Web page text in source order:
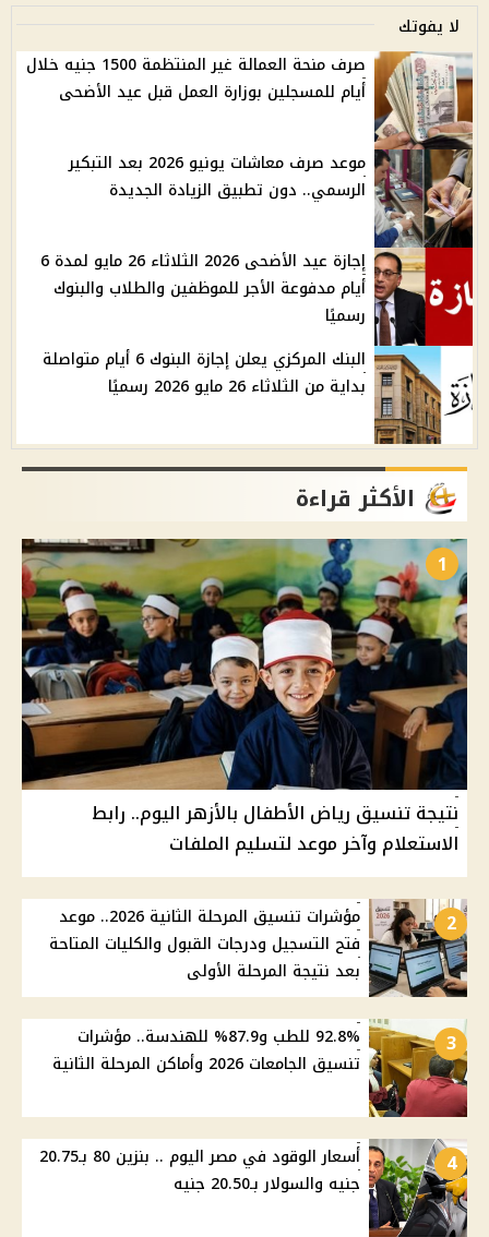
لا يفوتك
صرف منحة العمالة غير المنتظمة 1500 جنيه خلال
أيام للمسجلين بوزارة العمل قبل عيد الأضحى
موعد صرف معاشات يونيو 2026 بعد التبكير
الرسمي.. دون تطبيق الزيادة الجديدة
إجازة عيد الأضحى 2026 الثلاثاء 26 مايو لمدة 6
أيام مدفوعة الأجر للموظفين والطلاب والبنوك
رسميًا
البنك المركزي يعلن إجازة البنوك 6 أيام متواصلة
بداية من الثلاثاء 26 مايو 2026 رسميًا
الأكثر قراءة
1
نتيجة تنسيق رياض الأطفال بالأزهر اليوم.. رابط
الاستعلام وآخر موعد لتسليم الملفات
2
مؤشرات تنسيق المرحلة الثانية 2026.. موعد
فتح التسجيل ودرجات القبول والكليات المتاحة
بعد نتيجة المرحلة الأولى
3
92.8% للطب و87.9% للهندسة.. مؤشرات
تنسيق الجامعات 2026 وأماكن المرحلة الثانية
4
أسعار الوقود في مصر اليوم .. بنزين 80 بـ20.75
جنيه والسولار بـ20.50 جنيه